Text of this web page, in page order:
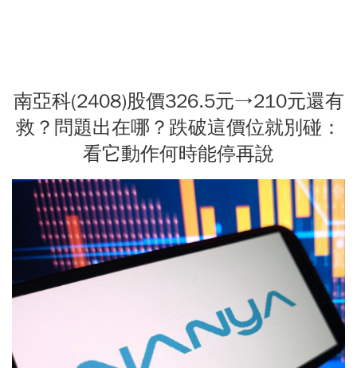
南亞科(2408)股價326.5元→210元還有
救？問題出在哪？跌破這價位就別碰：
看它動作何時能停再說